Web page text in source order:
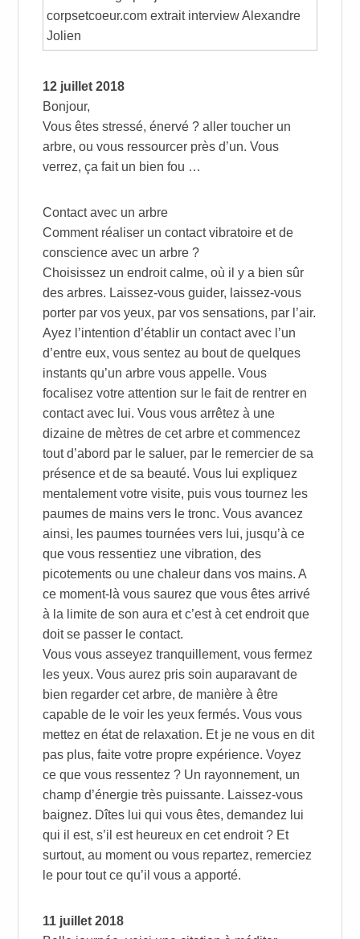
12 juillet 2018
Bonjour,
Vous êtes stressé, énervé ? aller toucher un
arbre, ou vous ressourcer près d’un. Vous
verrez, ça fait un bien fou …
Contact avec un arbre
Comment réaliser un contact vibratoire et de
conscience avec un arbre ?
Choisissez un endroit calme, où il y a bien sûr
des arbres. Laissez-vous guider, laissez-vous
porter par vos yeux, par vos sensations, par l’air.
Ayez l’intention d’établir un contact avec l’un
d’entre eux, vous sentez au bout de quelques
instants qu’un arbre vous appelle. Vous
focalisez votre attention sur le fait de rentrer en
contact avec lui. Vous vous arrêtez à une
dizaine de mètres de cet arbre et commencez
tout d’abord par le saluer, par le remercier de sa
présence et de sa beauté. Vous lui expliquez
mentalement votre visite, puis vous tournez les
paumes de mains vers le tronc. Vous avancez
ainsi, les paumes tournées vers lui, jusqu’à ce
que vous ressentiez une vibration, des
picotements ou une chaleur dans vos mains. A
ce moment-là vous saurez que vous êtes arrivé
à la limite de son aura et c’est à cet endroit que
doit se passer le contact.
Vous vous asseyez tranquillement, vous fermez
les yeux. Vous aurez pris soin auparavant de
bien regarder cet arbre, de manière à être
capable de le voir les yeux fermés. Vous vous
mettez en état de relaxation. Et je ne vous en dit
pas plus, faite votre propre expérience. Voyez
ce que vous ressentez ? Un rayonnement, un
champ d’énergie très puissante. Laissez-vous
baignez. Dîtes lui qui vous êtes, demandez lui
qui il est, s’il est heureux en cet endroit ? Et
surtout, au moment ou vous repartez, remerciez
le pour tout ce qu’il vous a apporté.
11 juillet 2018